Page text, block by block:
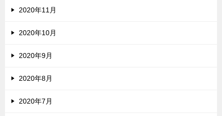
2020年11月
2020年10月
2020年9月
2020年8月
2020年7月